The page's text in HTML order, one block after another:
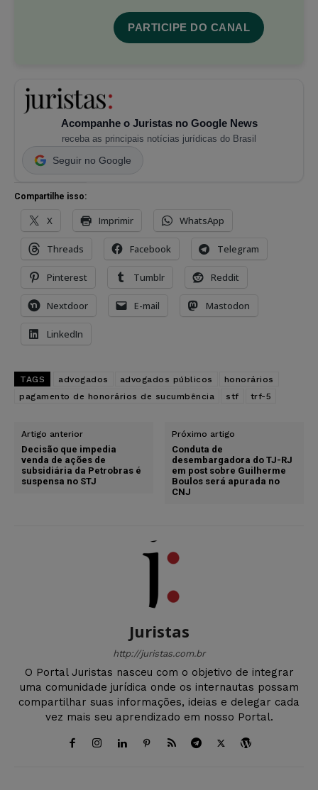
PARTICIPE DO CANAL
Acompanhe o Juristas no Google News
receba as principais notícias jurídicas do Brasil
Seguir no Google
Compartilhe isso:
X Imprimir WhatsApp
Threads Facebook Telegram
Pinterest Tumblr Reddit
Nextdoor E-mail Mastodon
LinkedIn
TAGS advogados advogados públicos
honorários
pagamento de honorários de sucumbência
stf trf-5
Artigo anterior
Decisão que impedia
venda de ações de
subsidiária da Petrobras é
suspensa no STJ
Próximo artigo
Conduta de
desembargadora do TJ-RJ
em post sobre Guilherme
Boulos será apurada no
CNJ
Juristas
http://juristas.com.br
O Portal Juristas nasceu com o objetivo de integrar
uma comunidade jurídica onde os internautas possam
compartilhar suas informações, ideias e delegar cada
vez mais seu aprendizado em nosso Portal.